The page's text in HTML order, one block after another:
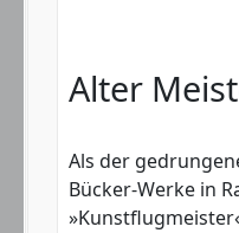
Alter
Als der
Bücker-Werke in